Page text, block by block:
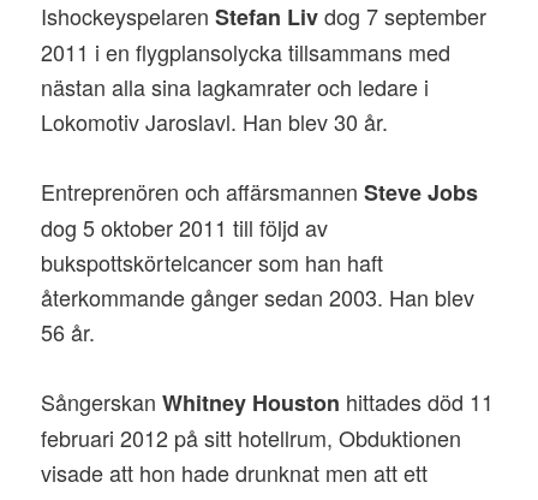
IshockeyspelarenStefan Livdog 7 september
2011 i en flygplansolycka tillsammans med
nästan alla sina lagkamrater och ledare i
Lokomotiv Jaroslavl. Han blev 30 år.
Entreprenören och affärsmannenSteve Jobs
dog 5 oktober 2011 till följd av
bukspottskörtelcancer som han haft
återkommande gånger sedan 2003. Han blev
56 år.
SångerskanWhitney Houston hittades död 11
februari 2012 på sitt hotellrum, Obduktionen
visade att hon hade drunknat men att ett